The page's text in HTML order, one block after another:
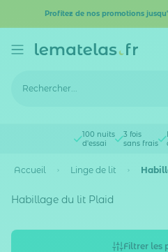
Profitez de nos promotions
100 nuits
d'essai
3 fois
sans frais
Accueil Linge de lit
Habillage du lit Plaid
Filtrer les